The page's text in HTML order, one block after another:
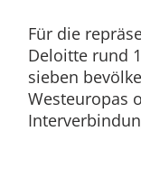
Für die
Deloitte rund
sieben
Westeuropas